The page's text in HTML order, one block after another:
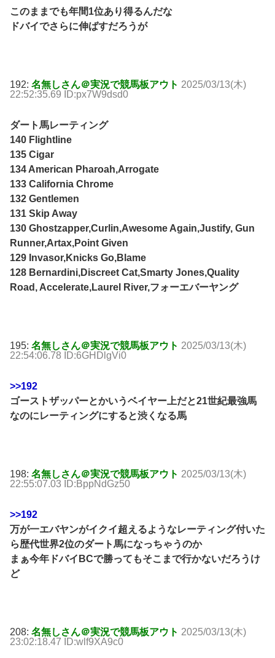
このままでも年間1位あり得るんだな
ドバイでさらに伸ばすだろうが
192: 名無しさん＠実況で競馬板アウト 2025/03/13(木)
22:52:35.69 ID:px7W9dsd0
ダート馬レーティング
140 Flightline
135 Cigar
134 American Pharoah,Arrogate
133 California Chrome
132 Gentlemen
131 Skip Away
130 Ghostzapper,Curlin,Awesome Again,Justify, Gun
Runner,Artax,Point Given
129 Invasor,Knicks Go,Blame
128 Bernardini,Discreet Cat,Smarty Jones,Quality
Road, Accelerate,Laurel River,フォーエバーヤング
195: 名無しさん＠実況で競馬板アウト 2025/03/13(木)
22:54:06.78 ID:6GHDlgVi0
>>192
ゴーストザッパーとかいうベイヤー上だと21世紀最強馬
なのにレーティングにすると渋くなる馬
198: 名無しさん＠実況で競馬板アウト 2025/03/13(木)
22:55:07.03 ID:BppNdGz50
>>192
万が一エバヤンがイクイ超えるようなレーティング付いた
ら歴代世界2位のダート馬になっちゃうのか
まぁ今年ドバイBCで勝ってもそこまで行かないだろうけ
ど
208: 名無しさん＠実況で競馬板アウト 2025/03/13(木)
23:02:18.47 ID:wlf9XA9c0